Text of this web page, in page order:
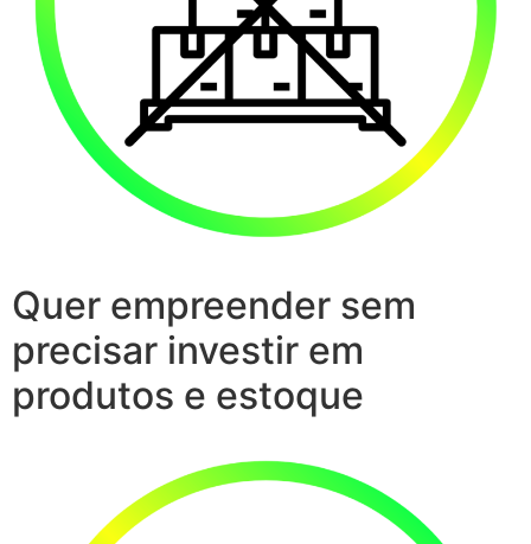
Quer empreender sem
precisar investir em
produtos e estoque